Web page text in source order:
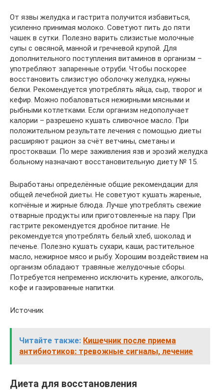
От язвы желудка и гастрита получится избавиться,
усиленно принимая молоко. Советуют пить до пяти
чашек в сутки. Полезно варить слизистые молочные
супы с овсяной, манной и гречневой крупой. Для
дополнительного поступления витаминов в организм –
употребляют запаренные отруби. Чтобы поскорее
восстановить слизистую оболочку желудка, нужны
белки. Рекомендуется употреблять яйца, сыр, творог и
кефир. Можно побаловаться нежирными мясными и
рыбными котлетками. Если организм недополучает
калории – разрешено кушать сливочное масло. При
положительном результате лечения с помощью диеты
расширяют рацион за счёт ветчины, сметаны и
простокваши. По мере заживления язв и эрозий желудка
больному назначают восстановительную диету № 15.
Выработаны определённые общие рекомендации для
общей лечебной диеты. Не советуют кушать жареные,
копчёные и жирные блюда. Лучше употреблять свежие
отварные продукты или приготовленные на пару. При
гастрите рекомендуется дробное питание. Не
рекомендуется употреблять белый хлеб, шоколад и
печенье. Полезно кушать сухари, каши, растительное
масло, нежирное мясо и рыбу. Хорошим воздействием на
организм обладают травяные желудочные сборы.
Потребуется непременно исключить курение, алкоголь,
кофе и газированные напитки.
Источник
Читайте также: Кишечник после приема
антибиотиков: тревожные сигналы, лечение
Диета для восстановления